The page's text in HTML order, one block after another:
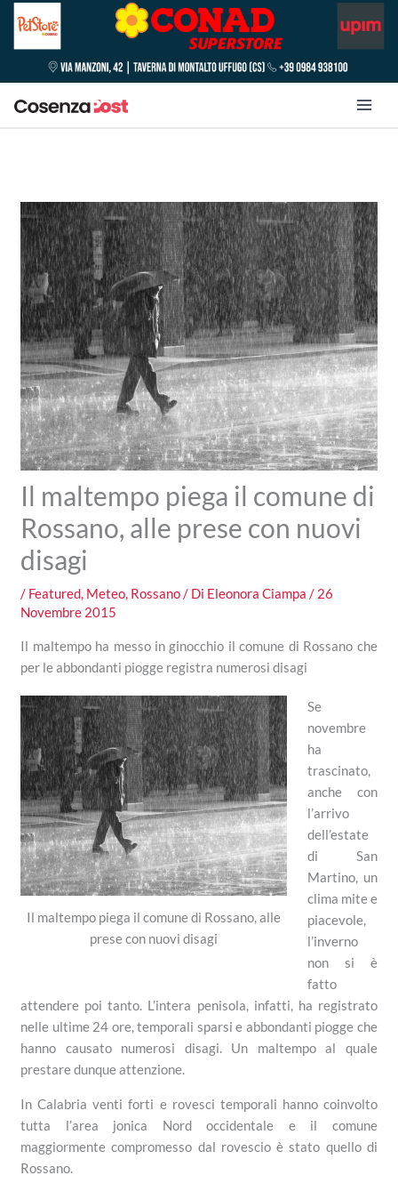
Il maltempo piega il comune di
Rossano, alle prese con nuovi
disagi
/ Featured, Meteo, Rossano/ Di Eleonora Ciampa/ 26
Novembre 2015
Il maltempo ha messo in ginocchio il comune di Rossano che
per le abbondanti piogge registra numerosi disagi
Il maltempo piega il comune di Rossano, alle
prese con nuovi disagi
Se
novembre
ha
trascinato,
anche con
l’arrivo
dell’estate
di San
Martino, un
clima mite e
piacevole,
l’inverno
non si è
fatto
attendere poi tanto. L’intera penisola, infatti, ha registrato
nelle ultime 24 ore, temporali sparsi e abbondanti piogge che
hanno causato numerosi disagi. Un maltempo al quale
prestare dunque attenzione.
In Calabria venti forti e rovesci temporali hanno coinvolto
tutta l’area jonica Nord occidentale e il comune
maggiormente compromesso dal rovescio è stato quello di
Rossano.